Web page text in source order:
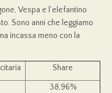
Vespa e l’elefantino
Sono anni che leggiamo
incassa meno con la
Share
38,96%